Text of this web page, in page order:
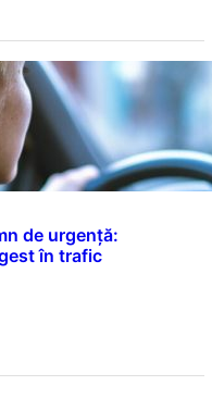
de urgență:
în trafic